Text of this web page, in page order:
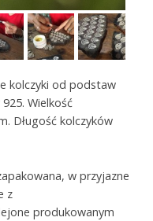
kolczyki od podstaw
Wielkość
Długość kolczyków
w przyjazne
z
produkowanym